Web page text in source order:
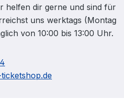
helfen dir gerne und sind für
uns werktags (Montag
von 10:00 bis 13:00 Uhr.